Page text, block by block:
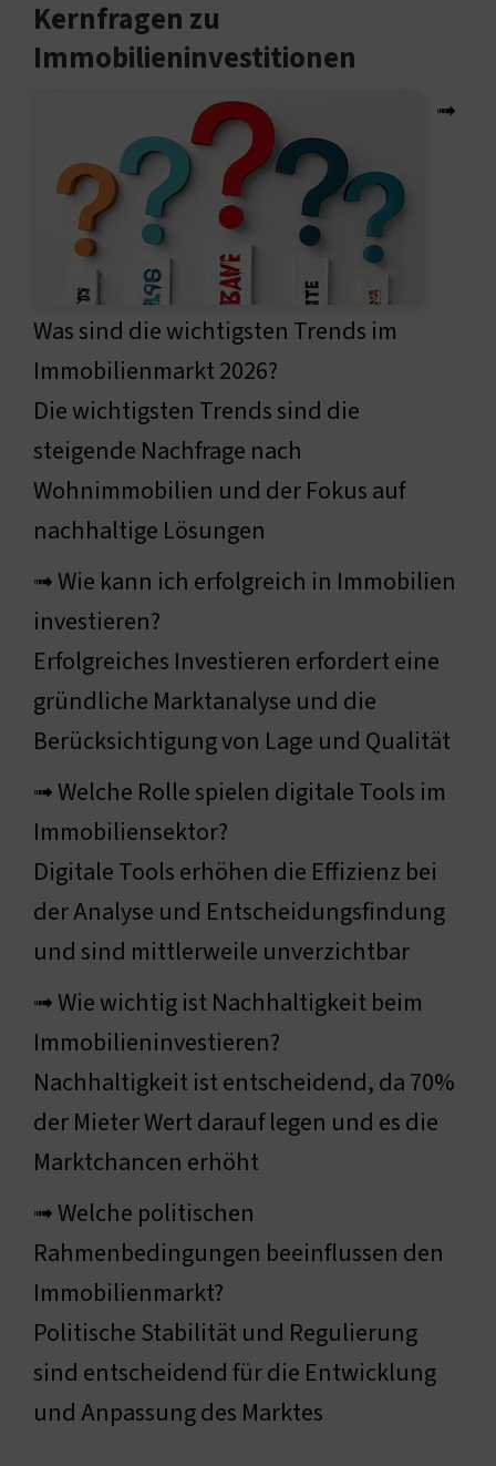
Kernfragen zu
Immobilieninvestitionen
➟
Was sind die wichtigsten Trends im
Immobilienmarkt 2026?
Die wichtigsten Trends sind die
steigende Nachfrage nach
Wohnimmobilien und der Fokus auf
nachhaltige Lösungen
➟ Wie kann ich erfolgreich in Immobilien
investieren?
Erfolgreiches Investieren erfordert eine
gründliche Marktanalyse und die
Berücksichtigung von Lage und Qualität
➟ Welche Rolle spielen digitale Tools im
Immobiliensektor?
Digitale Tools erhöhen die Effizienz bei
der Analyse und Entscheidungsfindung
und sind mittlerweile unverzichtbar
➟ Wie wichtig ist Nachhaltigkeit beim
Immobilieninvestieren?
Nachhaltigkeit ist entscheidend, da 70%
der Mieter Wert darauf legen und es die
Marktchancen erhöht
➟ Welche politischen
Rahmenbedingungen beeinflussen den
Immobilienmarkt?
Politische Stabilität und Regulierung
sind entscheidend für die Entwicklung
und Anpassung des Marktes